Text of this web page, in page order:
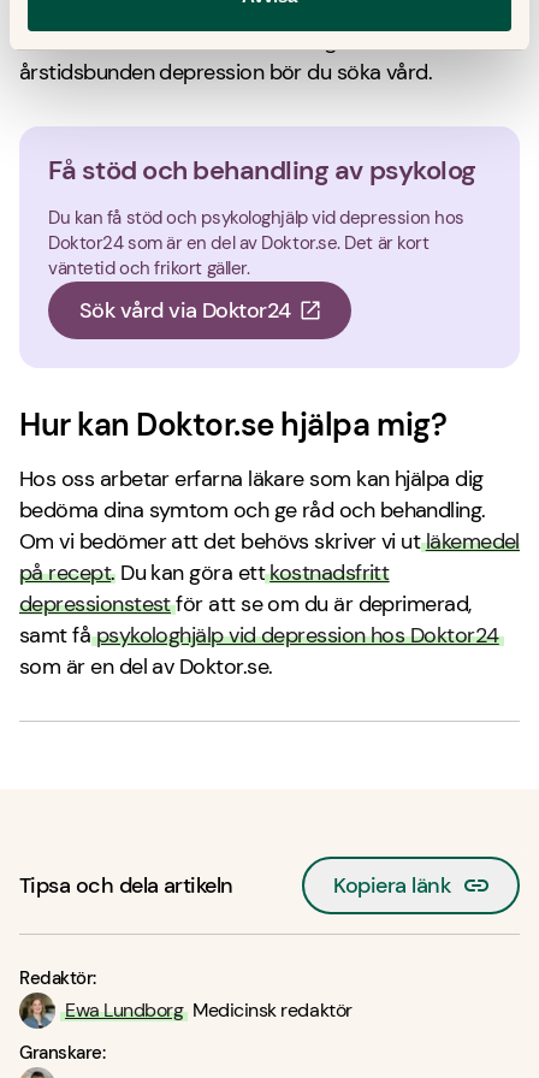
Om du misstänker att du eller någon närstående har
årstidsbunden depression bör du söka vård.
Få stöd och behandling av psykolog
Du kan få stöd och psykologhjälp vid depression hos
Doktor24 som är en del av Doktor.se. Det är kort
väntetid och frikort gäller.
Sök vård via Doktor24
Hur kan Doktor.se hjälpa mig?
Hos oss arbetar erfarna läkare som kan hjälpa dig
bedöma dina symtom och ge råd och behandling.
Om vi bedömer att det behövs skriver vi utläkemedel
på recept. Du kan göra ettkostnadsfritt
depressionstestför att se om du är deprimerad,
samt fåpsykologhjälp vid depression hos Doktor24
som är en del av Doktor.se.
Tipsa och dela artikeln Kopiera länk
Redaktör:
Ewa Lundborg Medicinsk redaktör
Granskare: